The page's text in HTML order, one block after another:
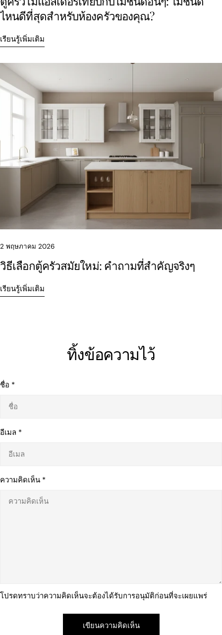
สำเนา
ปัน
บน
Facebook
ปัน
บน
หมุด
บน
ไหนดีที่สุดสำหรับห้องครัวของคุณ?
เรียนรู้เพิ่มเติม
2 พฤษภาคม 2026
วิธีเลือกตู้ครัวสมัยใหม่: คำถามที่สำคัญจริงๆ
เรียนรู้เพิ่มเติม
ทิ้งข้อความไว้
ชื่อ *
อีเมล *
ความคิดเห็น *
โปรดทราบว่าความคิดเห็นจะต้องได้รับการอนุมัติก่อนที่จะเผยแพร่